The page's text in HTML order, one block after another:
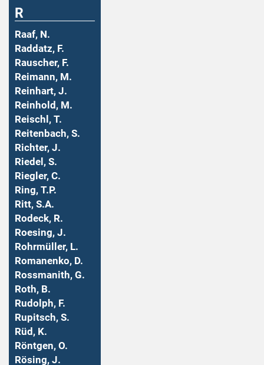
R
Raaf, N.
Raddatz, F.
Rauscher, F.
Reimann, M.
Reinhart, J.
Reinhold, M.
Reischl, T.
Reitenbach, S.
Richter, J.
Riedel, S.
Riegler, C.
Ring, T.P.
Ritt, S.A.
Rodeck, R.
Roesing, J.
Rohrmüller, L.
Romanenko, D.
Rossmanith, G.
Roth, B.
Rudolph, F.
Rupitsch, S.
Rüd, K.
Röntgen, O.
Rösing, J.